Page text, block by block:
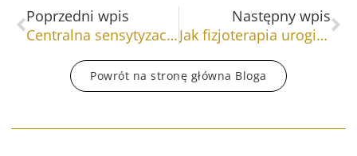
Prev
Poprzedni wpis
Centralna sensytyzacja w Przewlekłym Bólu Krzyża
Następny wpis
Jak fizjoterapia uroginekologiczna wspiera zdrowie kobiet?
Powrót na stronę główna Bloga